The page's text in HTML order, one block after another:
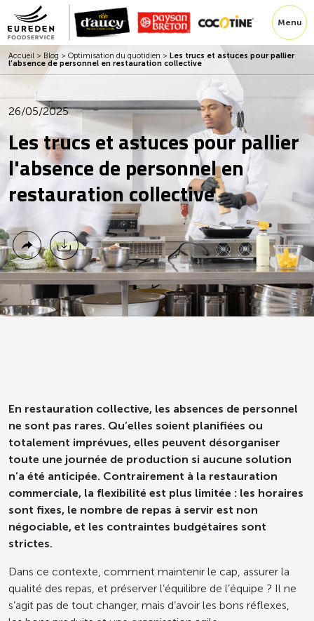
Menu
Accueil > Blog > Optimisation du quotidien > Les trucs et astuces pour pallier
l’absence de personnel en restauration collective
26/05/2025
Les trucs et astuces pour pallier
l'absence de personnel en
restauration collective
En restauration collective, les absences de personnel
ne sont pas rares. Qu’elles soient planifiées ou
totalement imprévues, elles peuvent désorganiser
toute une journée de production si aucune solution
n’a été anticipée. Contrairement à la restauration
commerciale, la flexibilité est plus limitée : les horaires
sont fixes, le nombre de repas à servir est non
négociable, et les contraintes budgétaires sont
strictes.
Dans ce contexte, comment maintenir le cap, assurer la
qualité des repas, et préserver l’équilibre de l’équipe ? Il ne
s’agit pas de tout changer, mais d’avoir les bons réflexes,